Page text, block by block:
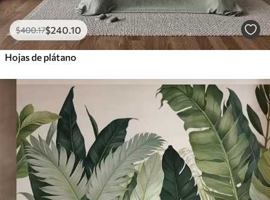
$400.17$240 .10
Hojas de plátano